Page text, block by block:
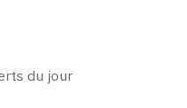
du jour